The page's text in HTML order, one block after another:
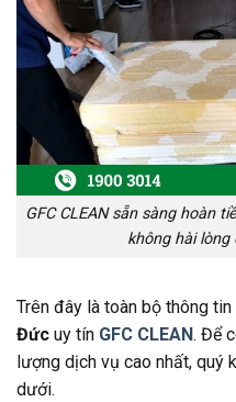
GFC CLEAN sẵn sàng hoàn
không hài
Trên đây là toàn bộ thông
Đức uy tín GFC CLEAN. Để
lượng dịch vụ cao nhất, quý
dưới.